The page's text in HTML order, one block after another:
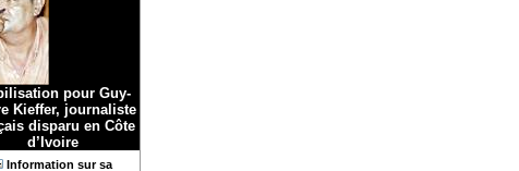
pour Guy-
Kieffer, journaliste
disparu en Côte
d’Ivoire
Information sur sa